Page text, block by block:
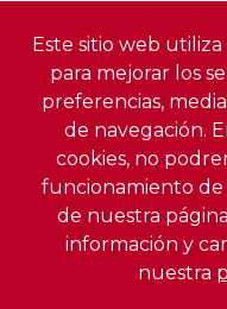
Este sitio web
para mejorar los
preferencias,
de navegación.
cookies, no
funcionamiento de
de nuestra
información y
nuestra